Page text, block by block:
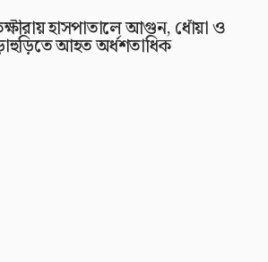
হাসপাতালে আগুন, ধোঁয়া ও
আহত অর্ধশতাধিক